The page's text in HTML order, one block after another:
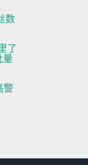
数
了
量
警